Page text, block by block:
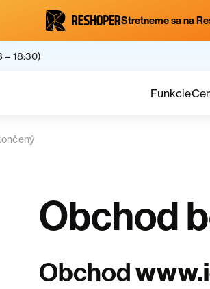
Stretneme sa na
– 18:30)
Funkcie
Obchod
Obchod